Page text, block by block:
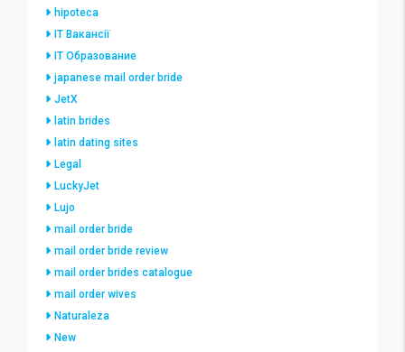
hipoteca
IT Вакансії
IT Образование
japanese mail order bride
JetX
latin brides
latin dating sites
Legal
LuckyJet
Lujo
mail order bride
mail order bride review
mail order brides catalogue
mail order wives
Naturaleza
New